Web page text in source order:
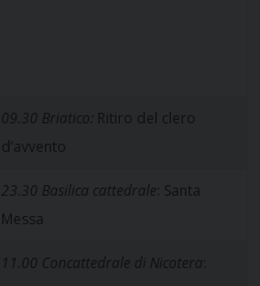
09.30 Briatico: Ritiro del clero
d’avvento
23.30 Basilica cattedrale : Santa
Messa
11.00 Concattedrale di Nicotera